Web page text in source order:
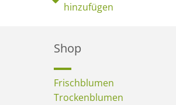
hinzufügen
Shop
Frischblumen
Trockenblumen